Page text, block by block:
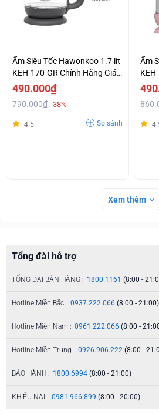
Ấm Siêu Tốc Hawonkoo 1.7 lít
KEH-170-GR Chính Hãng Giá
Tốt
490.000₫
790.000₫ -38%
4.5 So sánh
Ấm
Giá
Xem thêm
Tổng đài hỗ trợ
TỔNG ĐÀI BÁN HÀNG : 1800.1161 (8:00 -
Hotline Miền Bắc : 0937.222.066 (8:00 - 21:00)
Hotline Miền Nam : 0961.222.066 (8:00 -
Hotline Miền Trung : 0926.906.222 (8:00 -
BẢO HÀNH : 1800.6994 (8:00 - 21:00)
KHIẾU NẠI : 0981.966.899 (8:00 - 20:00)